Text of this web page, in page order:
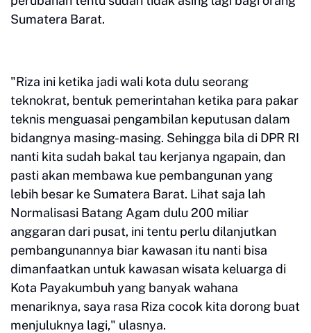
Sumatera Barat.
"Riza ini ketika jadi wali kota dulu seorang
teknokrat, bentuk pemerintahan ketika para pakar
teknis menguasai pengambilan keputusan dalam
bidangnya masing-masing. Sehingga bila di DPR RI
nanti kita sudah bakal tau kerjanya ngapain, dan
pasti akan membawa kue pembangunan yang
lebih besar ke Sumatera Barat. Lihat saja lah
Normalisasi Batang Agam dulu 200 miliar
anggaran dari pusat, ini tentu perlu dilanjutkan
pembangunannya biar kawasan itu nanti bisa
dimanfaatkan untuk kawasan wisata keluarga di
Kota Payakumbuh yang banyak wahana
menariknya, saya rasa Riza cocok kita dorong buat
menjuluknya lagi," ulasnya.